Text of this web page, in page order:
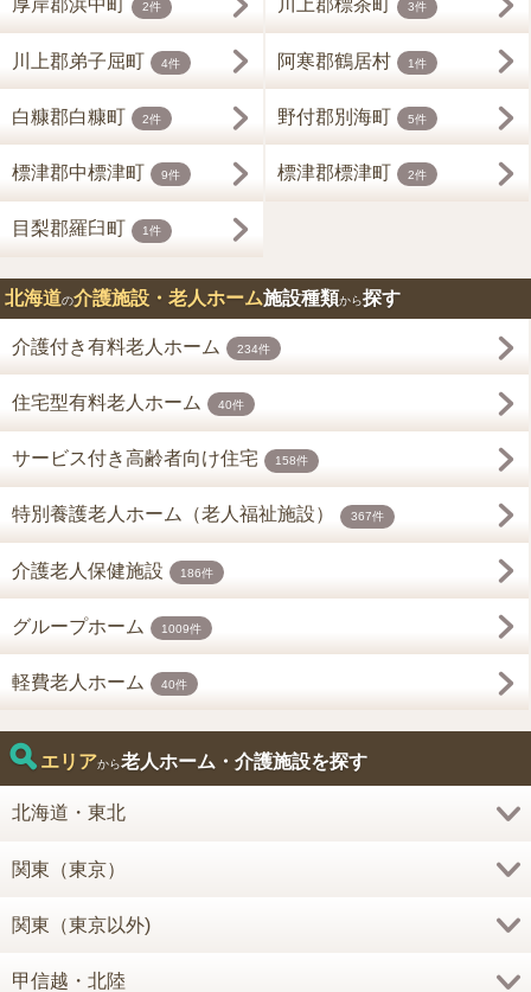
厚岸郡浜中町 2件 川上郡標茶町 3件
川上郡弟子屈町 4件 阿寒郡鶴居村 1件
白糠郡白糠町 2件 野付郡別海町 5件
標津郡中標津町 9件 標津郡標津町 2件
目梨郡羅臼町 1件
北海道の介護施設・老人ホーム施設種類から探す
介護付き有料老人ホーム 234件
住宅型有料老人ホーム 40件
サービス付き高齢者向け住宅 158件
特別養護老人ホーム（老人福祉施設） 367件
介護老人保健施設 186件
グループホーム 1009件
軽費老人ホーム 40件
エリアから老人ホーム・介護施設を探す
北海道・東北
関東（東京）
関東（東京以外)
甲信越・北陸